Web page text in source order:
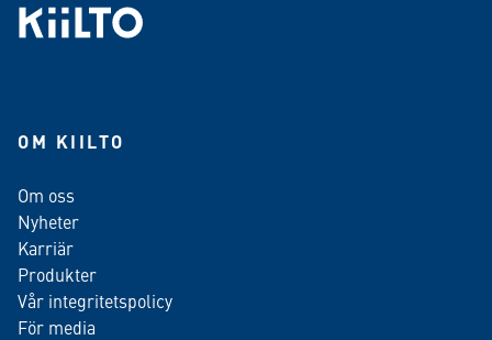
OM KIILTO
Om oss
Nyheter
Karriär
Produkter
Vår integritetspolicy
För media